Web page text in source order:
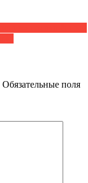
Обязательные поля